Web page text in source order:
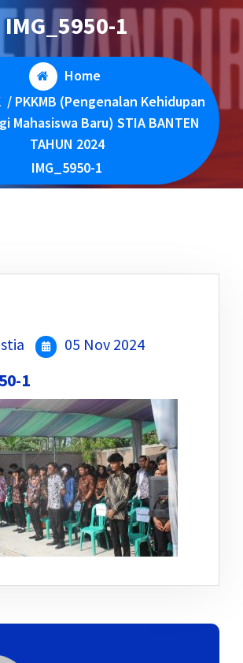
IMG_5950-1
Home
/ PKKMB (Pengenalan Kehidupan
Mahasiswa Baru) STIA BANTEN
TAHUN 2024
IMG_5950-1
05 Nov 2024
1